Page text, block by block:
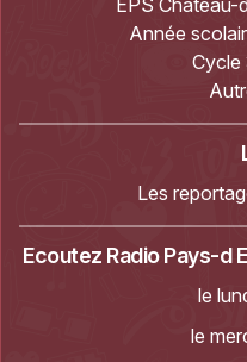
Année
Cycle
Les
Ecoutez Radio Pays-d
le
le